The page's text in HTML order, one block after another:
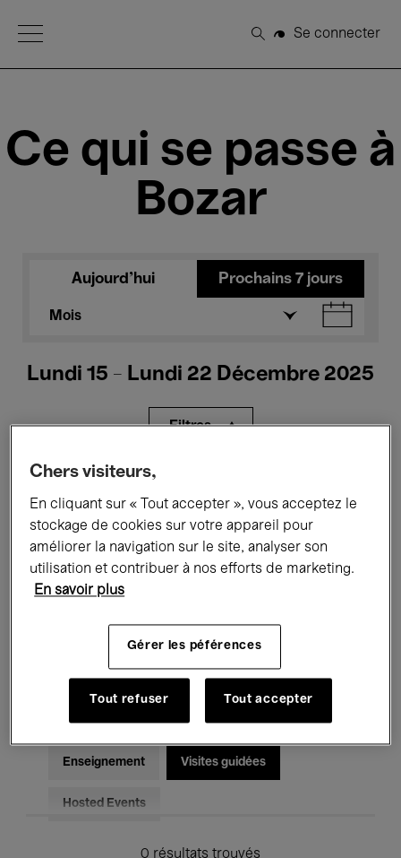
Open Menu
Rechercher
Se connecter
Ce qui se passe à
Bozar
Aujourd'hui Prochains 7 jours
Mois
Lundi 15 - Lundi 22 Décembre 2025
Filtres
Expositions Films Performances
Rencontres & Débats Jazz
Musique électronique
Pour tous Kids’ Palace
Enseignement Visites guidées
Hosted Events
0 résultats trouvés
Chers visiteurs,
En cliquant sur « Tout accepter », vous acceptez le
stockage de cookies sur votre appareil pour
améliorer la navigation sur le site, analyser son
utilisation et contribuer à nos efforts de marketing.
En savoir plus
Gérer les péférences
Tout refuser Tout accepter